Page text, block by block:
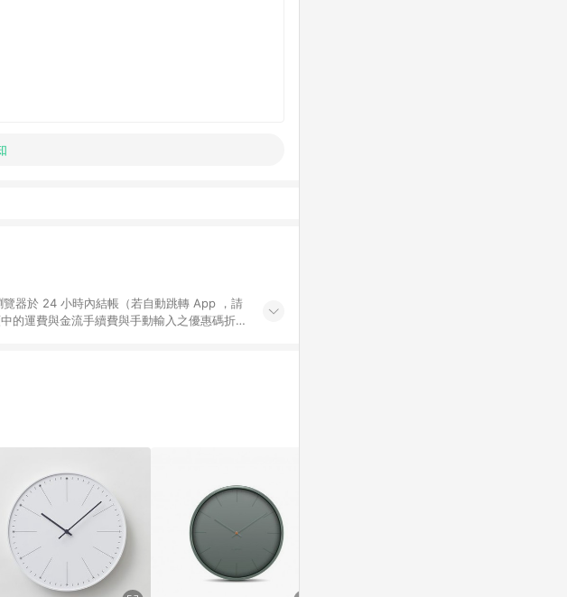
器於 24 小時內結帳（若自動跳轉 App ，請
的運費與金流手續費與手動輸入之優惠碼折
上才具贈點資格。 7. 點數將於出貨後 45 天
面後才首次下載 Pinkoi APP 並完成訂單，不